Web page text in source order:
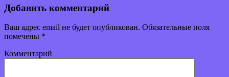
Добавить комментарий
Ваш адрес email не будет опубликован. Обязательные поля
помечены *
Комментарий